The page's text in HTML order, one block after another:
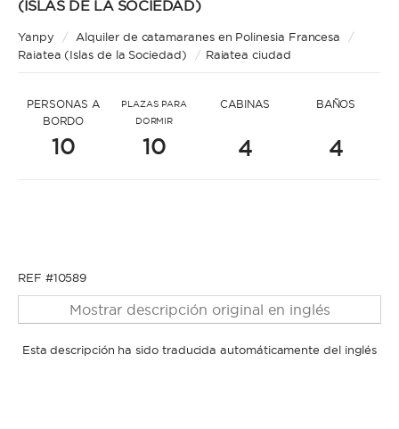
(ISLAS DE LA SOCIEDAD)
Yanpy / Alquiler de catamaranes en Polinesia Francesa
/
Raiatea (Islas de la Sociedad)
/ Raiatea ciudad
PERSONAS A
BORDO
10
PLAZAS PARA
DORMIR
10
CABINAS
4
BAÑOS
4
REF #10589
Mostrar descripción original en inglés
Esta descripción ha sido traducida automáticamente del inglés
* Nombre
* Correo electrónico
* Apellidos